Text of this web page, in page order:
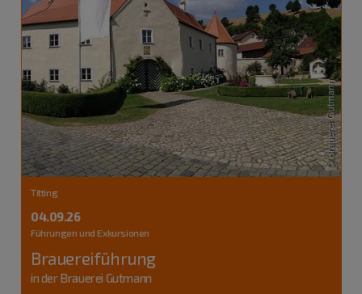
Titting
04.09.26
Führungen und Exkursionen
Brauereiführung
in der Brauerei Gutmann